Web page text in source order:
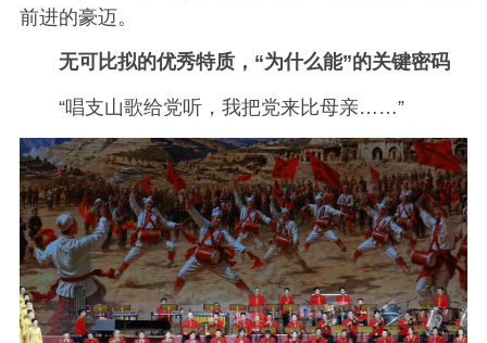
前进的豪迈。
无可比拟的优秀特质，“为什么能”的关键密码
“唱支山歌给党听，我把党来比母亲……”